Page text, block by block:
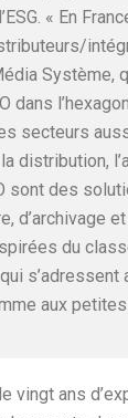
« En
Système,
dans
secteurs
la distribution,
sont des
d’archivage
du
s’adressent
aux
vingt ans